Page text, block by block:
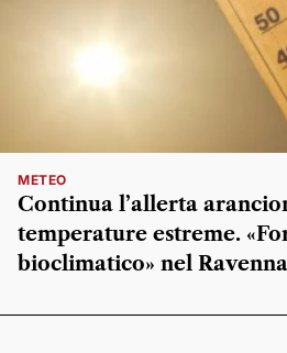
METEO
Continua l’allerta
temperature estreme.
bioclimatico» nel